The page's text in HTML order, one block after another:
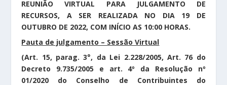
REUNIÃO VIRTUAL PARA JULGAMENTO DE
RECURSOS, A SER REALIZADA NO DIA 19 DE
OUTUBRO DE 2022, COM INÍCIO AS 10:00 HORAS.
Pauta de julgamento – Sessão Virtual
(Art. 15, parag. 3°, da Lei 2.228/2005, Art. 76 do
Decreto 9.735/2005 e art. 4º da Resolução nº
01/2020 do Conselho de Contribuintes do